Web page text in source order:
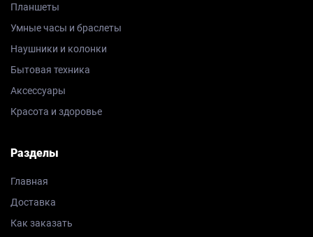
Планшеты
Умные часы и браслеты
Наушники и колонки
Бытовая техника
Аксессуары
Красота и здоровье
Разделы
Главная
Доставка
Как заказать